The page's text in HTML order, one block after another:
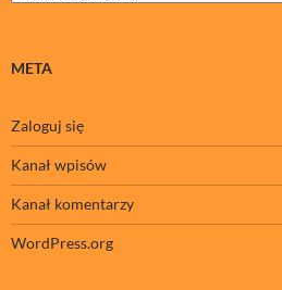
META
Zaloguj się
Kanał wpisów
Kanał komentarzy
WordPress.org